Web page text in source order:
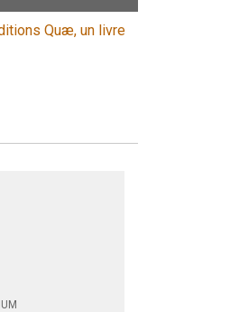
Quæ, un livre